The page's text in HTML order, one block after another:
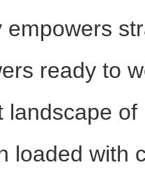
山口首次以宽轨
empowers
ready to
landscape
loaded with